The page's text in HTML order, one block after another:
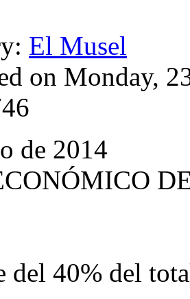
El Musel
on Monday,
de 2014
del 40% del